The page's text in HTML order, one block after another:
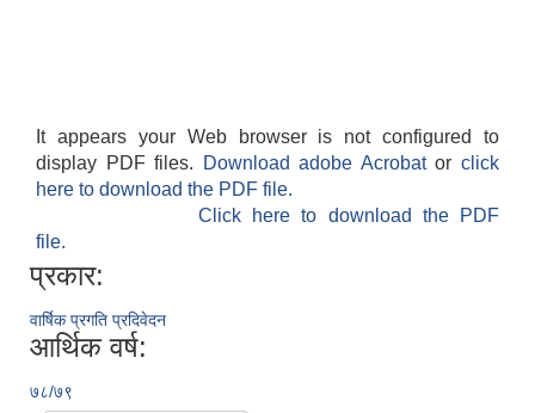
It appears your Web browser is not configured to
display PDF files.
Download adobe Acrobatorclick
here to download the PDF file.
Click here to download the PDF
file.
प्रकार:
वार्षिक प्रगति प्रदिवेदन
आर्थिक वर्ष:
७८/७९